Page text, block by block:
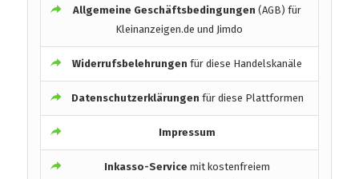
Allgemeine Geschäftsbedingungen (AGB) für
Kleinanzeigen.de und Jimdo
Widerrufsbelehrungenfür diese Handelskanäle
Datenschutzerklärungen für diese Plattformen
Impressum
Inkasso-Service mit kostenfreiem